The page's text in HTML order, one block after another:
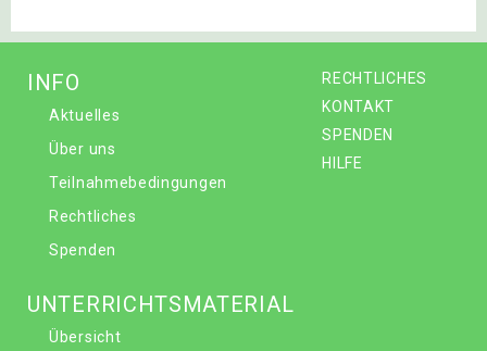
RECHTLICHES
KONTAKT
SPENDEN
HILFE
INFO
Aktuelles
Über uns
Teilnahmebedingungen
Rechtliches
Spenden
UNTERRICHTSMATERIAL
Übersicht